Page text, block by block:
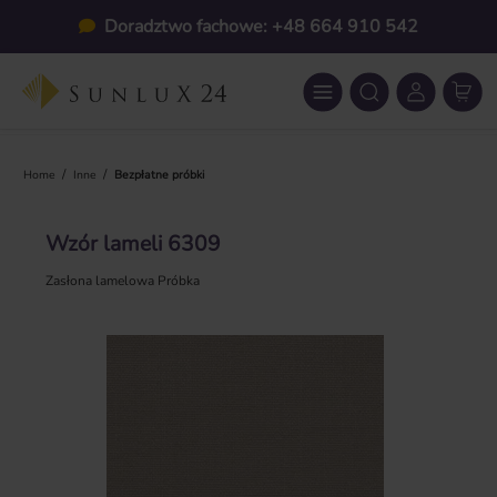
Przejdź do głównej zawartościDoradztwo fachowe: +48 664 910 542
Home / Inne / Bezpłatne próbki
Wzór lameli 6309
Zasłona lamelowa Próbka